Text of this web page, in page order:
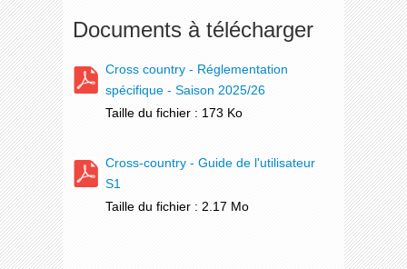
Documents à télécharger
Cross country - Réglementation
spécifique - Saison 2025/26
Taille du fichier : 173 Ko
Cross-country - Guide de l'utilisateur
S1
Taille du fichier : 2.17 Mo